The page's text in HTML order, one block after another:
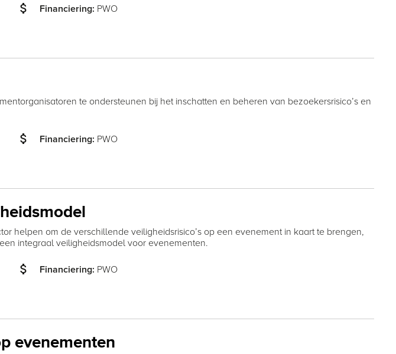
attach_money Financiering: PWO
te ondersteunen bij het inschatten en beheren van bezoekersrisico’s en
attach_money Financiering: PWO
helpen om de verschillende veiligheidsrisico’s op een evenement in kaart te brengen,
integraal veiligheidsmodel voor evenementen.
attach_money Financiering: PWO
evenementen